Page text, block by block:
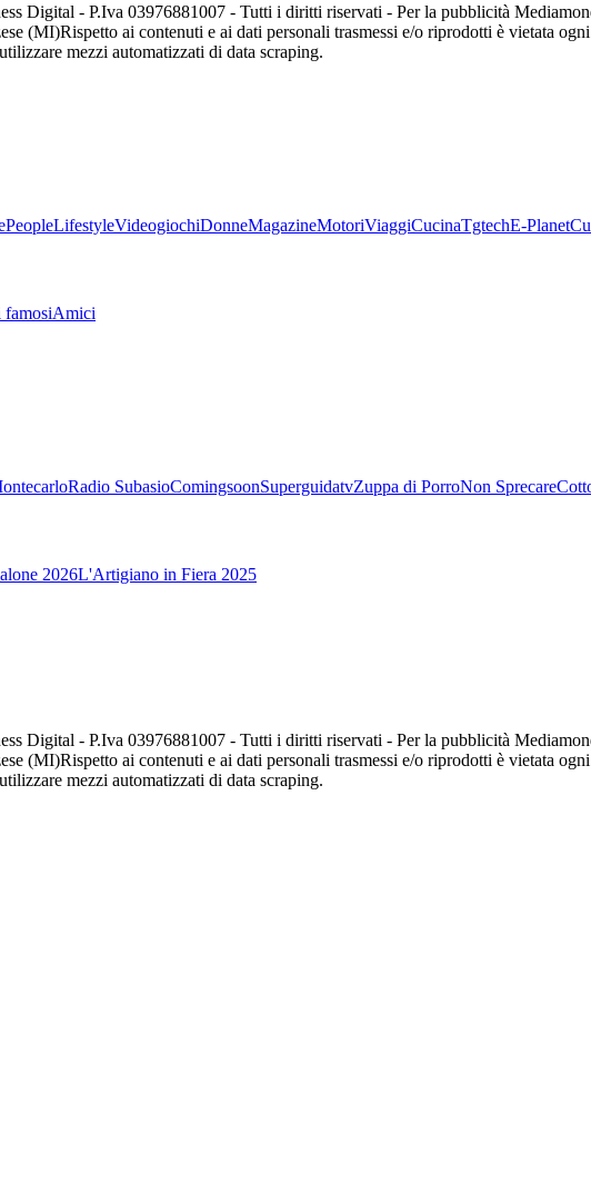
Digital - P.Iva 03976881007 - Tutti i diritti riservati - Per la pubblicità
(MI)Rispetto ai contenuti e ai dati personali trasmessi e/o riprodotti è vietata
mezzi automatizzati di data scraping.
PeopleLifestyleVideogiochiDonneMagazineMotoriViaggiCucinaTgtechE-Planet
famosiAmici
Radio SubasioComingsoonSuperguidatvZuppa di PorroNon Sprecare
2026L'Artigiano in Fiera 2025
Digital - P.Iva 03976881007 - Tutti i diritti riservati - Per la pubblicità
(MI)Rispetto ai contenuti e ai dati personali trasmessi e/o riprodotti è vietata
mezzi automatizzati di data scraping.